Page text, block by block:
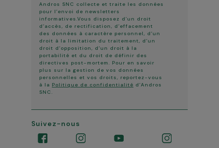
Andros SNC collecte et traite les données
pour l’envoi de newsletters
informatives.Vous disposez d’un droit
d’accès, de rectification, d’effacement
des données à caractère personnel, d’un
droit à la limitation du traitement, d’un
droit d’opposition, d’un droit à la
portabilité et du droit de définir des
directives post-mortem. Pour en savoir
plus sur la gestion de vos données
personnelles et vos droits, reportez-vous
à la Politique de confidentialité d’Andros
SNC.
Suivez-nous